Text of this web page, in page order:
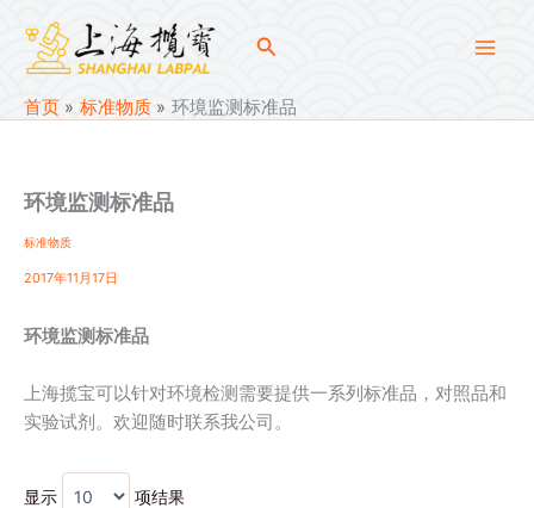
搜
首页 标准物质 环境监测标准品
环境监测标准品
标准物质
2017年11月17日
环境监测标准品
上海揽宝可以针对环境检测需要提供一系列标准品，对照品和
实验试剂。欢迎随时联系我公司。
显示 项结果